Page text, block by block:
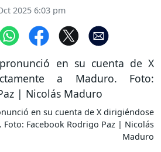
2025 6:03 pm
en su cuenta de X dirigiéndose
Facebook Rodrigo Paz | Nicolás
Maduro